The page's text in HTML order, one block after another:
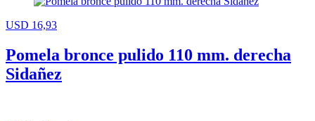
USD 16,93
Pomela bronce pulido 110 mm. derecha
Sidañez